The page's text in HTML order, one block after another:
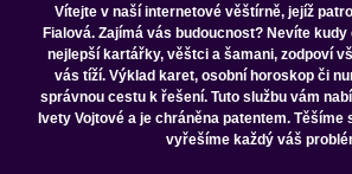
Vítejte v naší internetové věštírně, jejíž
Fialová. Zajímá vás budoucnost? Nevíte
nejlepší kartářky, věštci a šamani, zodpoví
vás tíží. Výklad karet, osobní horoskop či
správnou cestu k řešení. Tuto službu vám
Ivety Vojtové a je chráněna patentem. Těšíme
vyřešíme každý váš